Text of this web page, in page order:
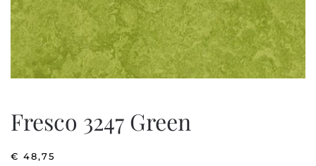
Fresco 3247 Green
€ 48,75